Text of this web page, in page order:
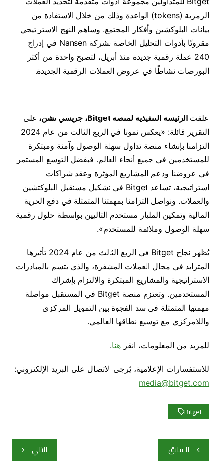
الرمزية (tokens) الواعدة وذلك من خلال الاستفادة من
بيانات البلوكشين وأفكار المجتمع. وساهم النهج الاستراتيجي
مقرونًا بأدوات التحليل الخاصة بشركة Nansen في إدراج
240 عملة رقمية جديدة منذ أبريل، لتصبح واحدة من أكثر
البورصات نشاطًا في عروض العملات الرقمية الجديدة.
علقت الرئيسة التنفيذية لمنصة Bitget، جريسي تشن، على
التقرير قائلة: «يعكس نمونا في الربع الثالث من عام 2024
التزامنا بإنشاء منصة تداول سهلة الوصول وآمنة ومبتكرة
للمستخدمين في جميع أنحاء العالم. فبفضل التوسع المستمر
في عروضنا ودعم المشاريع المؤثرة وعقد شراكات
استراتيجية، تساعد Bitget في تشكيل مستقبل البلوكتشين
والعملات. ونواصل التزامنا بمهمتنا المتمثلة في دفع الحرية
المالية وتمكين المليار مستخدم التاليين بواسطة حلول رقمية
سهلة الوصول وملائمة للمستخدم».
يُظهر نجاح Bitget في الربع الثالث من عام 2024 تأثيرها
المتزايد في مجال العملات المشفرة، والذي يتسم بالمبادرات
الاستراتيجية والمشاريع المبتكرة والالتزام بإشراك
المستخدمين. وتعتزم منصة Bitget في المستقبل مواصلة
مهمتها المتمثلة في سد الفجوة بين التمويل المركزي
واللامركزي مع توسيع نطاقها العالمي.
للمزيد من المعلومات، انقر هنا.
للاستفسارات الإعلامية، يُرجى الاتصال على البريد الإلكتروني:
media@bitget.com
Bitget
تصفّح
المقالات
السابق التالي